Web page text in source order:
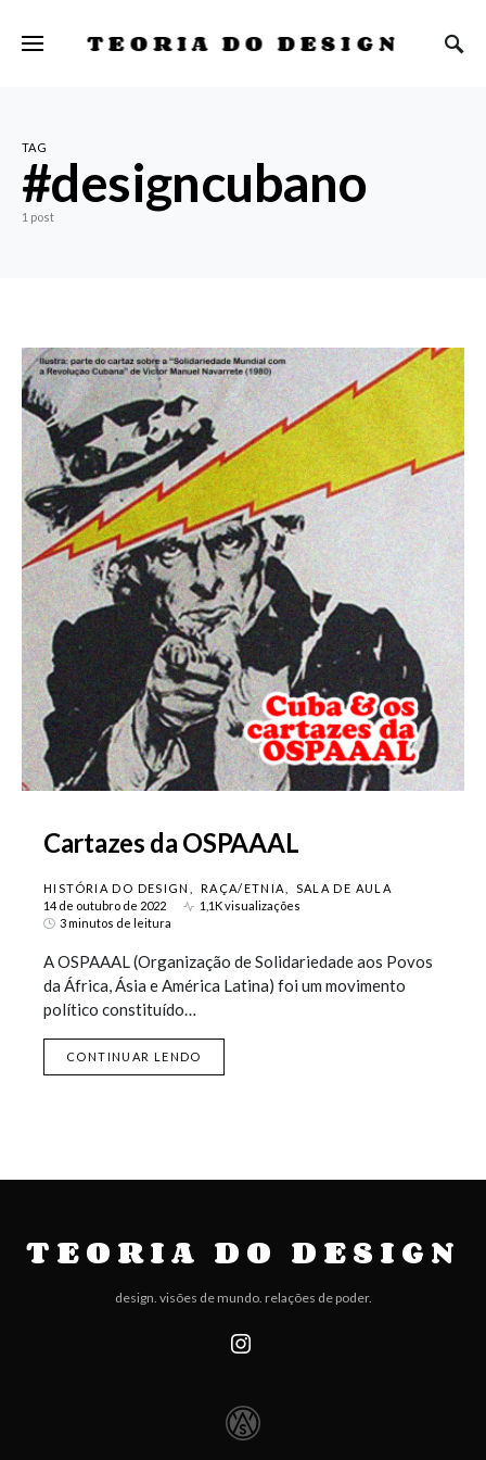
TEORIA DO DESIGN
TAG
#designcubano
1 post
Cartazes da OSPAAAL
HISTÓRIA DO DESIGN RAÇA/ETNIA
SALA DE AULA
14 de outubro de 2022
1,1K visualizações
3 minutos de leitura
A OSPAAAL (Organização de Solidariedade aos Povos
da África, Ásia e América Latina) foi um movimento
político constituído…
CONTINUAR LENDO
TEORIA DO DESIGN
design. visões de mundo. relações de poder.